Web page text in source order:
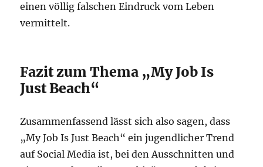
einen völlig falschen Eindruck vom Leben
vermittelt.
Fazit zum Thema „My Job Is
Just Beach“
Zusammenfassend lässt sich also sagen, dass
„My Job Is Just Beach“ ein jugendlicher Trend
auf Social Media ist, bei den Ausschnitten und